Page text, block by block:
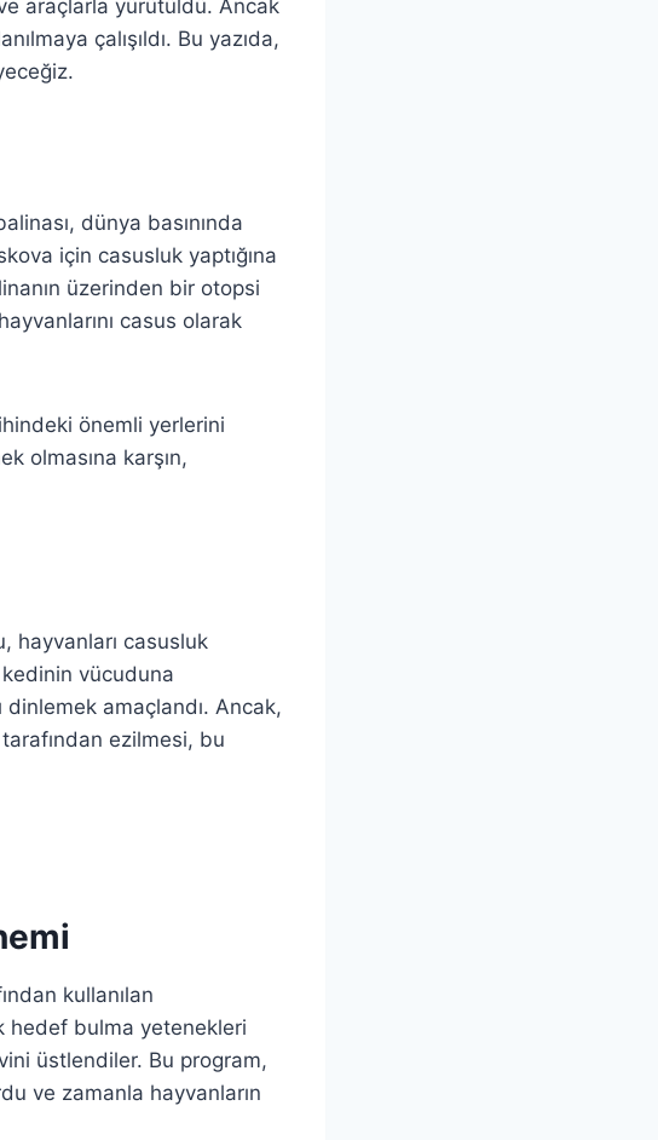
araçlarla yürütüldü. Ancak
çalışıldı. Bu yazıda,
dünya basınında
için casusluk yaptığına
üzerinden bir otopsi
casus olarak
önemli yerlerini
olmasına karşın,
hayvanları casusluk
kedinin vücuduna
dinlemek amaçlandı. Ancak,
ezilmesi, bu
kullanılan
hedef bulma yetenekleri
üstlendiler. Bu program,
ve zamanla hayvanların